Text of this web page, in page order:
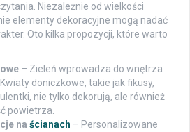
Niezależnie od wielkości
elementy dekoracyjne mogą nadać
Oto kilka propozycji, które warto
– Zieleń wprowadza do wnętrza
doniczkowe, takie jak fikusy,
nie tylko dekorują, ale również
powietrza.
na ścianach – Personalizowane